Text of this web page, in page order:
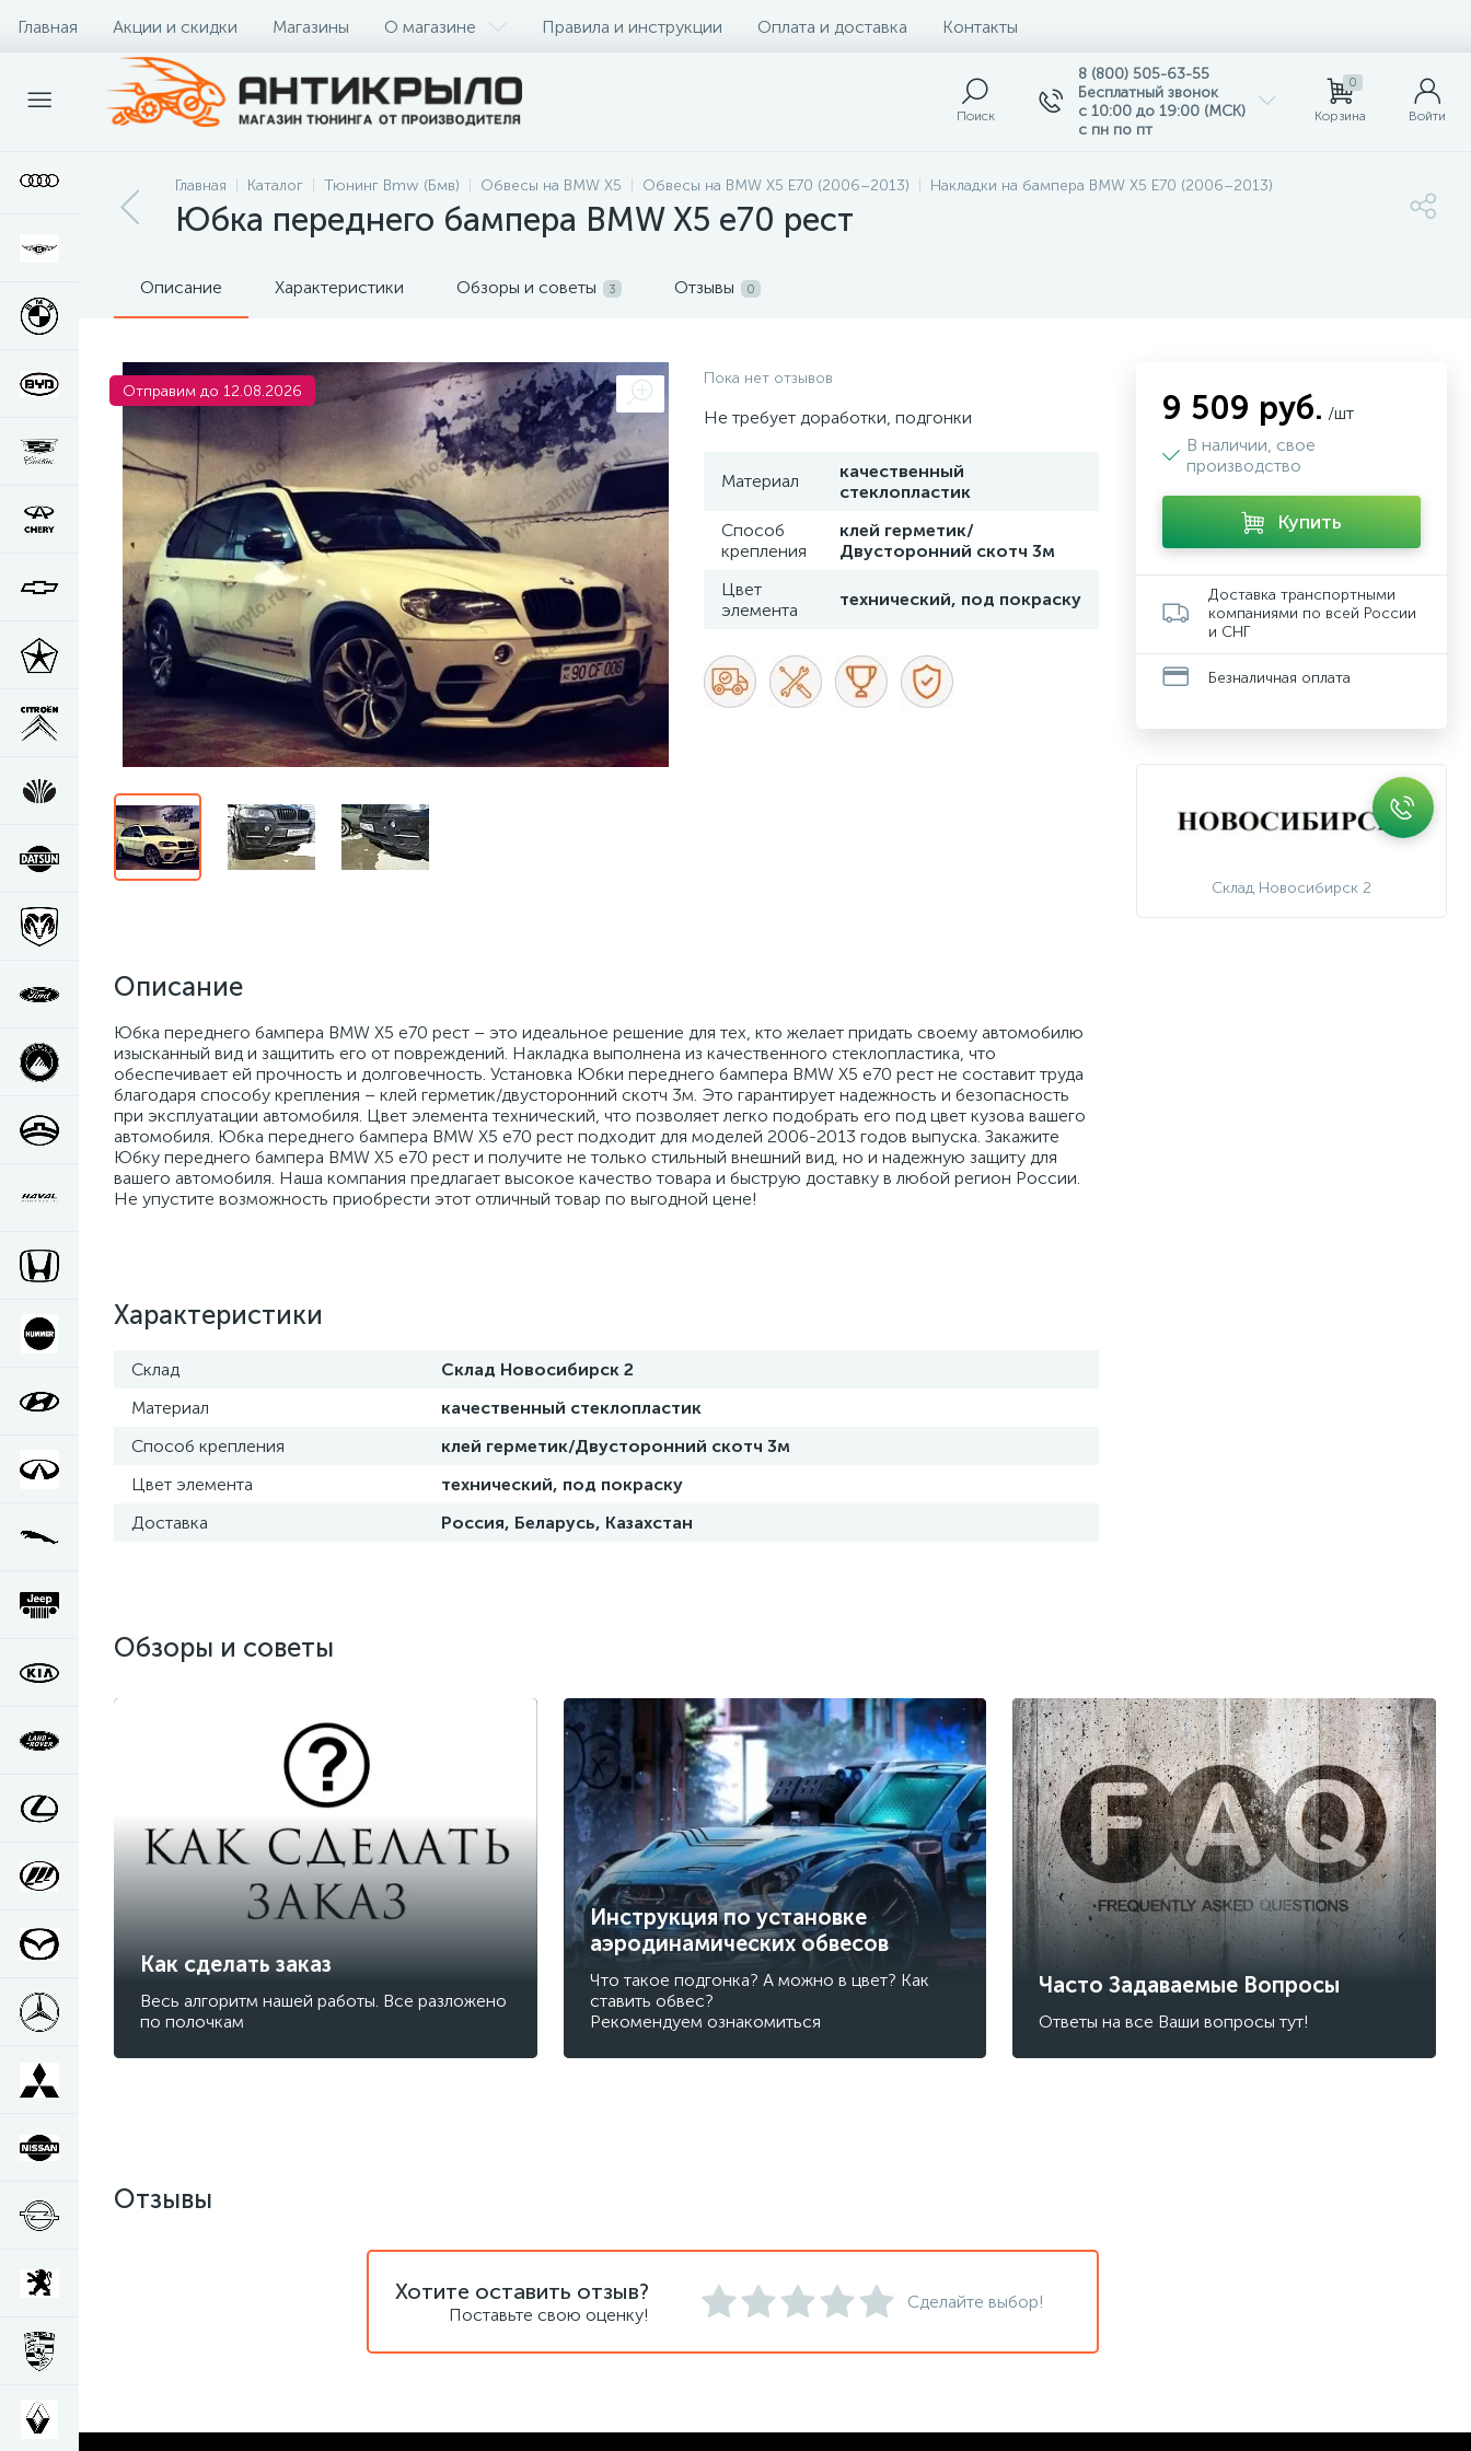
Главная Акции и скидки Магазины О магазине Правила и инструкции Оплата и доставка Контакты
Поиск
8 (800) 505-63-55
Бесплатный звонок
с 10:00 до 19:00 (МСК)
с пн по пт
0
Корзина Войти
Главная Каталог Тюнинг Bmw (Бмв) Обвесы на BMW X5 Обвесы на BMW X5 E70 (2006–2013) Накладки на бампера BMW X5 E70 (2006–2013)
Юбка переднего бампера BMW X5 e70 рест
Описание Характеристики Обзоры и советы 3 Отзывы 0
Отправим до 12.08.2026
Пока нет отзывов
Не требует доработки, подгонки
Материал
качественный
стеклопластик
Способ
крепления
клей герметик/
Двусторонний скотч 3м
Цвет
элемента
технический, под покраску
Описание
Юбка переднего бампера BMW X5 e70 рест – это идеальное решение для тех, кто желает придать своему автомобилю
изысканный вид и защитить его от повреждений. Накладка выполнена из качественного стеклопластика, что
обеспечивает ей прочность и долговечность. Установка Юбки переднего бампера BMW X5 e70 рест не составит труда
благодаря способу крепления – клей герметик/двусторонний скотч 3м. Это гарантирует надежность и безопасность
при эксплуатации автомобиля. Цвет элемента технический, что позволяет легко подобрать его под цвет кузова вашего
автомобиля. Юбка переднего бампера BMW X5 e70 рест подходит для моделей 2006-2013 годов выпуска. Закажите
Юбку переднего бампера BMW X5 e70 рест и получите не только стильный внешний вид, но и надежную защиту для
вашего автомобиля. Наша компания предлагает высокое качество товара и быструю доставку в любой регион России.
Не упустите возможность приобрести этот отличный товар по выгодной цене!
Характеристики
Склад
Склад Новосибирск 2
Материал
качественный стеклопластик
Способ крепления
клей герметик/Двусторонний скотч 3м
Цвет элемента
технический, под покраску
Доставка
Россия, Беларусь, Казахстан
9 509 руб. /шт
В наличии, свое
производство
Купить
Доставка транспортными
компаниями по всей России
и СНГ
Безналичная оплата
Склад Новосибирск 2
Обзоры и советы
Как сделать заказ
Весь алгоритм нашей работы. Все разложено
по полочкам
Инструкция по установке
аэродинамических обвесов
Что такое подгонка? А можно в цвет? Как
ставить обвес?
Рекомендуем ознакомиться
Часто Задаваемые Вопросы
Ответы на все Ваши вопросы тут!
Отзывы
Хотите оставить отзыв?
Поставьте свою оценку!
Сделайте выбор!